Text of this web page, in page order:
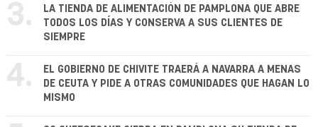
3.
LA TIENDA DE ALIMENTACIÓN DE PAMPLONA QUE ABRE
TODOS LOS DÍAS Y CONSERVA A SUS CLIENTES DE
SIEMPRE
4.
EL GOBIERNO DE CHIVITE TRAERÁ A NAVARRA A MENAS
DE CEUTA Y PIDE A OTRAS COMUNIDADES QUE HAGAN LO
MISMO